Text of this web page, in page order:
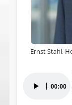
Ernst Stahl,
Player 00:00